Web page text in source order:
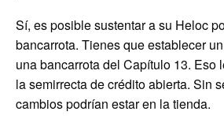
Sí, es posible sustentar a su Heloc
bancarrota. Tienes que establecer
una bancarrota del Capítulo 13. Eso
la semirrecta de crédito abierta. Sin
cambios podrían estar en la tienda.